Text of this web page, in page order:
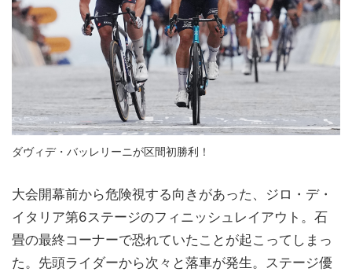
ダヴィデ・バッレリーニが区間初勝利！
大会開幕前から危険視する向きがあった、ジロ・デ・
イタリア第6ステージのフィニッシュレイアウト。石
畳の最終コーナーで恐れていたことが起こってしまっ
た。先頭ライダーから次々と落車が発生。ステージ優